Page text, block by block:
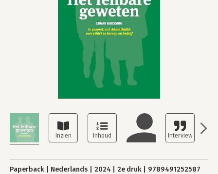
Paperback Nederlands 2024 2e druk 9789491252587